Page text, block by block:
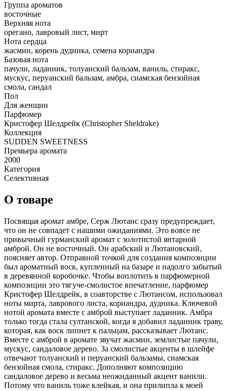
Группа ароматов
восточные
Верхняя нота
орегано, лавровый лист, мирт
Нота сердца
жасмин, корень дудника, семена кориандра
Базовая нота
пачули, ладанник, толуанский бальзам, ваниль, стиракс,
мускус, перуанский бальзам, амбра, сиамская бензойная
смола, сандал
Пол
Для женщин
Парфюмер
Кристофер Шелдрейк (Christopher Sheldrake)
Коллекция
SUDDEN SWEETNESS
Премьера аромата
2000
Категория
Селективная
О товаре
Посвящая аромат амбре, Серж Лютанс сразу предупреждает,
что он не совпадет с нашими ожиданиями. Это вовсе не
привычный гурманский аромат с золотистой янтарной
амброй. Он не восточный. Он арабский и Лютановский,
поясняет автор. Отправной точкой для создания композиции
был ароматный воск, купленный на базаре и надолго забытый
в деревянной коробочке. Чтобы воплотить в парфюмерной
композиции это тягуче-смолистое впечатление, парфюмер
Кристофер Шелдрейк, в соавторстве с Лютансом, использовал
ноты мирта, лаврового листа, кориандра, дудника. Ключевой
нотой аромата вместе с амброй выступает ладанник. Амбра
только тогда стала султанской, когда я добавил ладанник траву,
которая, как воск липнет к пальцам, рассказывает Лютанс.
Вместе с амброй в аромате звучат жасмин, землистые пачули,
мускус, сандаловое дерево. За смолистые акценты в шлейфе
отвечают толуанский и перуанский бальзамы, сиамская
бензойная смола, стиракс. Дополняют композицию
сандаловое дерево и весьма неожиданный акцент ванили.
Потому что ваниль тоже клейкая, и она прилипла к моей